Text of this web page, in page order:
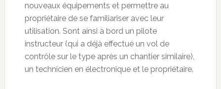
nouveaux équipements et permettre au
propriétaire de se familiariser avec leur
utilisation. Sont ainsi à bord un pilote
instructeur (qui a déjà effectué un vol de
contrôle sur le type après un chantier similaire),
un technicien en électronique et le propriétaire.